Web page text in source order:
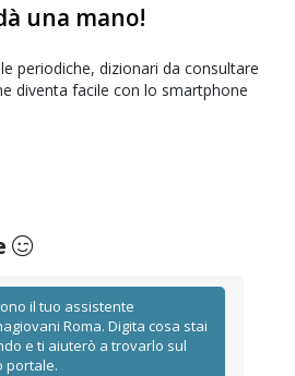
una mano!
periodiche, dizionari da consultare
diventa facile con lo smartphone
il tuo assistente
Roma. Digita cosa stai
e ti aiuterò a trovarlo sul
portale.